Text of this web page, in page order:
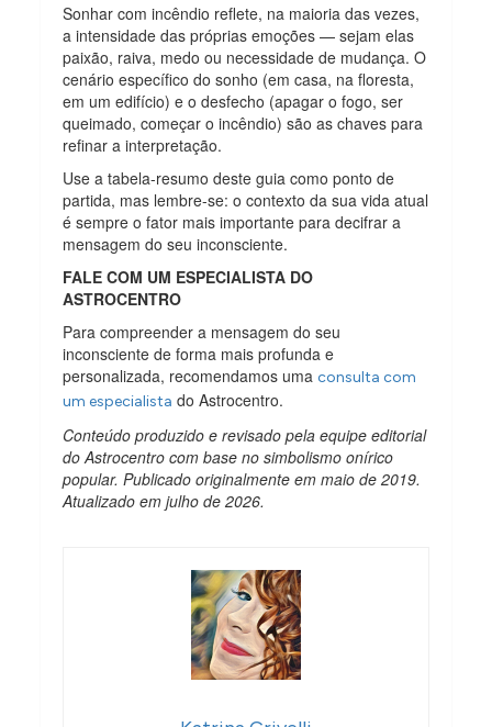
Sonhar com incêndio reflete, na maioria das vezes,
a intensidade das próprias emoções — sejam elas
paixão, raiva, medo ou necessidade de mudança. O
cenário específico do sonho (em casa, na floresta,
em um edifício) e o desfecho (apagar o fogo, ser
queimado, começar o incêndio) são as chaves para
refinar a interpretação.
Use a tabela-resumo deste guia como ponto de
partida, mas lembre-se: o contexto da sua vida atual
é sempre o fator mais importante para decifrar a
mensagem do seu inconsciente.
FALE COM UM ESPECIALISTA DO
ASTROCENTRO
Para compreender a mensagem do seu
inconsciente de forma mais profunda e
personalizada, recomendamos umaconsulta com
um especialista do Astrocentro.
Conteúdo produzido e revisado pela equipe editorial
do Astrocentro com base no simbolismo onírico
popular. Publicado originalmente em maio de 2019.
Atualizado em julho de 2026.